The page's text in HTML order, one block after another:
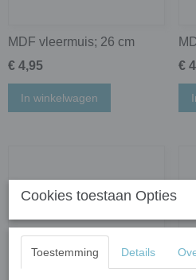
MDF vleermuis; 26 cm
€ 4,95
In winkelwagen
€
Cookies toestaan Opties
Toestemming Details